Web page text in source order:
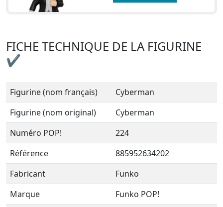
FICHE TECHNIQUE DE LA FIGURINE
✔
Figurine (nom français)
Cyberman
Figurine (nom original)
Cyberman
Numéro POP!
224
Référence
885952634202
Fabricant
Funko
Marque
Funko POP!